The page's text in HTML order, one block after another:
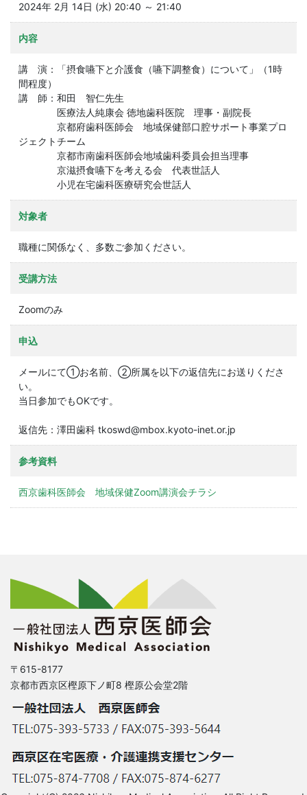
2024年 2月 14日 (水) 20:40 ～ 21:40
内容
講 演：「摂食嚥下と介護食（嚥下調整食）について」（1時
間程度）
講 師：和田 智仁先生
医療法人純康会 徳地歯科医院 理事・副院長
京都府歯科医師会 地域保健部口腔サポート事業プロ
ジェクトチーム
京都市南歯科医師会地域歯科委員会担当理事
京滋摂食嚥下を考える会 代表世話人
小児在宅歯科医療研究会世話人
対象者
職種に関係なく、多数ご参加ください。
受講方法
Zoomのみ
申込
メールにて➀お名前、②所属を以下の返信先にお送りくださ
い。
当日参加でもOKです。
返信先：澤田歯科 tkoswd@mbox.kyoto-inet.or.jp
参考資料
西京歯科医師会 地域保健Zoom講演会チラシ
〒615-8177
京都市西京区樫原下ノ町8 樫原公会堂2階